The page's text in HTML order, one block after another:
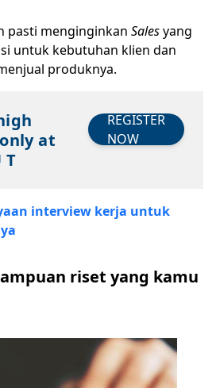
pasti menginginkan Salesyang
untuk kebutuhan klien dan
produknya.
at
T
REGISTER
NOW
interview kerja untuk
riset yang kamu